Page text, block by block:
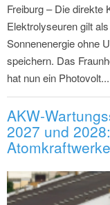
Freiburg – Die direkte
Elektrolyseuren gilt
Sonnenenergie ohne
speichern. Das
hat nun ein Photovolt...
AKW-
2027 und